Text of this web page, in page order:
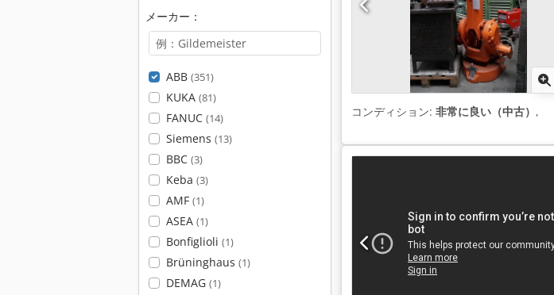
メーカー：
ABB (351)
KUKA (81)
FANUC (14)
Siemens (13)
BBC (3)
Keba (3)
AMF (1)
ASEA (1)
Bonfiglioli (1)
Brüninghaus (1)
DEMAG (1)
コンディション: 非常に良い（中古） ,